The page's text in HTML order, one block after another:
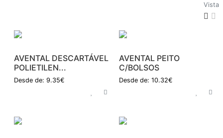
Vista
AVENTAL DESCARTÁVEL
POLIETILEN...
Desde de: 9.35€
AVENTAL PEITO
C/BOLSOS
Desde de: 10.32€